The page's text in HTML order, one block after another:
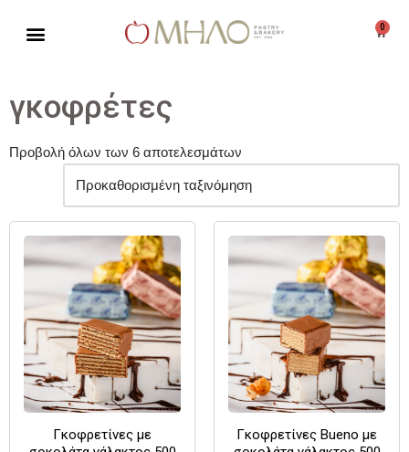
0
γκοφρέτες
Προβολή όλων των 6 αποτελεσμάτων
Γκοφρετίνες με
Γκοφρετίνες Bueno με